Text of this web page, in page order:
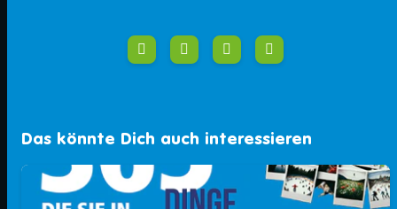
Das könnte Dich auch interessieren